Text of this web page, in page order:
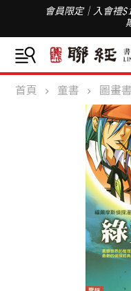
會員限定｜入會禮
首頁 童書 圖畫